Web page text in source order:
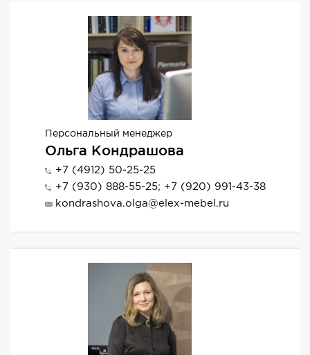
Персональный менеджер
Ольга Кондрашова
+7 (4912) 50-25-25
+7 (930) 888-55-25; +7 (920) 991-43-38
kondrashova.olga@elex-mebel.ru